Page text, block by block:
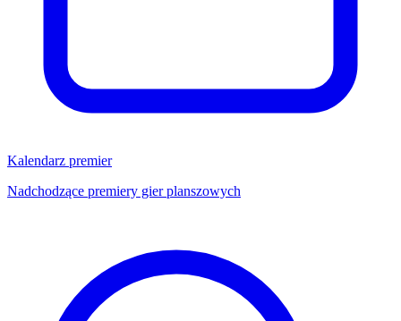
Kalendarz premier
Nadchodzące premiery gier planszowych